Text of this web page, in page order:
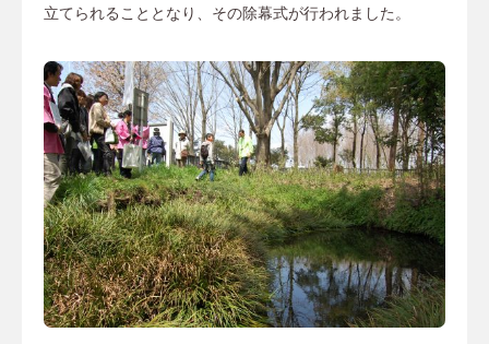
立てられることとなり、その除幕式が行われました。